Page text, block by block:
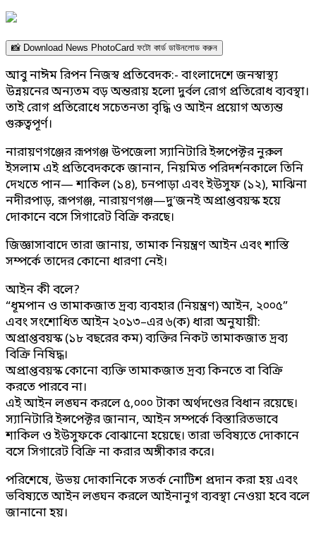
📸 Download News PhotoCard ফটো কার্ড ডাউনলোড করুন
আবু নাঈম রিপন নিজস্ব প্রতিবেদক:- বাংলাদেশে জনস্বাস্থ্য
উন্নয়নের অন্যতম বড় অন্তরায় হলো দুর্বল রোগ প্রতিরোধ ব্যবস্থা।
তাই রোগ প্রতিরোধে সচেতনতা বৃদ্ধি ও আইন প্রয়োগ অত্যন্ত
গুরুত্বপূর্ণ।
নারায়ণগঞ্জের রূপগঞ্জ উপজেলা স্যানিটারি ইন্সপেক্টর নুরুল
ইসলাম এই প্রতিবেদককে জানান, নিয়মিত পরিদর্শনকালে তিনি
দেখতে পান— শাকিল (১৪), চনপাড়া এবং ইউসুফ (১২), মাঝিনা
নদীরপাড়, রূপগঞ্জ, নারায়ণগঞ্জ—দু’জনই অপ্রাপ্তবয়স্ক হয়ে
দোকানে বসে সিগারেট বিক্রি করছে।
জিজ্ঞাসাবাদে তারা জানায়, তামাক নিয়ন্ত্রণ আইন এবং শাস্তি
সম্পর্কে তাদের কোনো ধারণা নেই।
আইন কী বলে?
“ধূমপান ও তামাকজাত দ্রব্য ব্যবহার (নিয়ন্ত্রণ) আইন, ২০০৫”
এবং সংশোধিত আইন ২০১৩–এর ৬(ক) ধারা অনুযায়ী:
অপ্রাপ্তবয়স্ক (১৮ বছরের কম) ব্যক্তির নিকট তামাকজাত দ্রব্য
বিক্রি নিষিদ্ধ।
অপ্রাপ্তবয়স্ক কোনো ব্যক্তি তামাকজাত দ্রব্য কিনতে বা বিক্রি
করতে পারবে না।
এই আইন লঙ্ঘন করলে ৫,০০০ টাকা অর্থদণ্ডের বিধান রয়েছে।
স্যানিটারি ইন্সপেক্টর জানান, আইন সম্পর্কে বিস্তারিতভাবে
শাকিল ও ইউসুফকে বোঝানো হয়েছে। তারা ভবিষ্যতে দোকানে
বসে সিগারেট বিক্রি না করার অঙ্গীকার করে।
পরিশেষে, উভয় দোকানিকে সতর্ক নোটিশ প্রদান করা হয় এবং
ভবিষ্যতে আইন লঙ্ঘন করলে আইনানুগ ব্যবস্থা নেওয়া হবে বলে
জানানো হয়।